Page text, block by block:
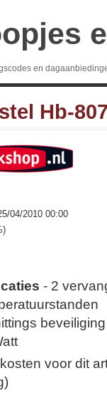
en
Hb-
04/2010 00:00
- 2
beveiliging
voor dit